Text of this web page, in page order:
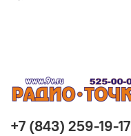
+7 (843) 259-19-17